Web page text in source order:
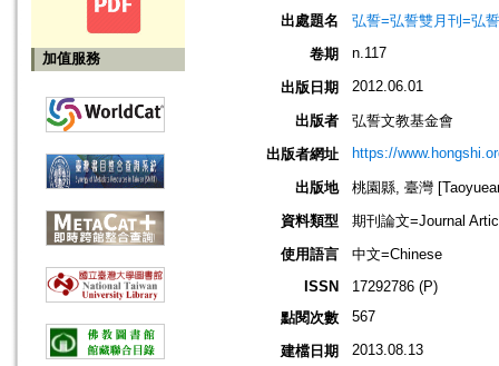
加值服務
出處題名
弘誓=弘誓雙月刊=弘
卷期
n.117
出版日期 2012.06.01
出版者
弘誓文教基金會
出版者網址
https://
出版地
桃園縣, 臺灣
資料類型
期刊論文=Journal
使用語言
中文=Chinese
ISSN
17292786 (P)
點閱次數
567
建檔日期 2013.08.13